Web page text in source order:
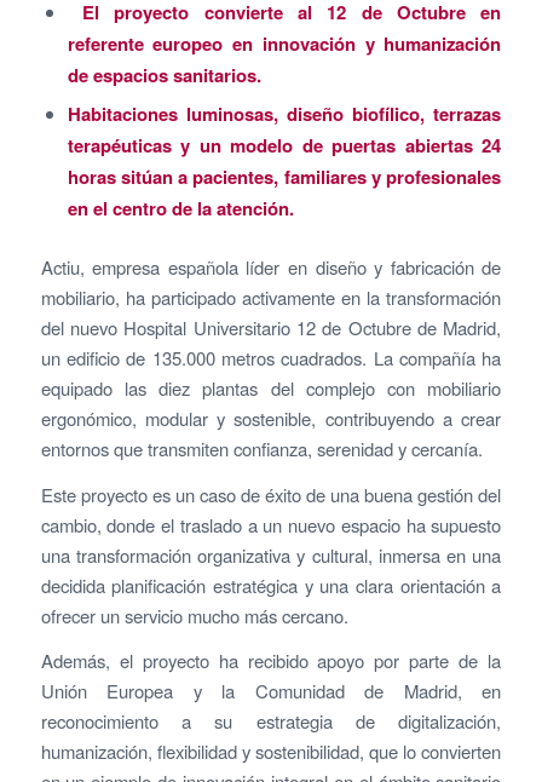
El proyecto convierte al 12 de Octubre en
referente europeo en innovación y humanización
de espacios sanitarios.
Habitaciones luminosas, diseño biofílico, terrazas
terapéuticas y un modelo de puertas abiertas 24
horas sitúan a pacientes, familiares y profesionales
en el centro de la atención.
Actiu, empresa española líder en diseño y fabricación de
mobiliario, ha participado activamente en la transformación
del nuevo Hospital Universitario 12 de Octubre de Madrid,
un edificio de 135.000 metros cuadrados. La compañía ha
equipado las diez plantas del complejo con mobiliario
ergonómico, modular y sostenible, contribuyendo a crear
entornos que transmiten confianza, serenidad y cercanía.
Este proyecto es un caso de éxito de una buena gestión del
cambio, donde el traslado a un nuevo espacio ha supuesto
una transformación organizativa y cultural, inmersa en una
decidida planificación estratégica y una clara orientación a
ofrecer un servicio mucho más cercano.
Además, el proyecto ha recibido apoyo por parte de la
Unión Europea y la Comunidad de Madrid, en
reconocimiento a su estrategia de digitalización,
humanización, flexibilidad y sostenibilidad, que lo convierten